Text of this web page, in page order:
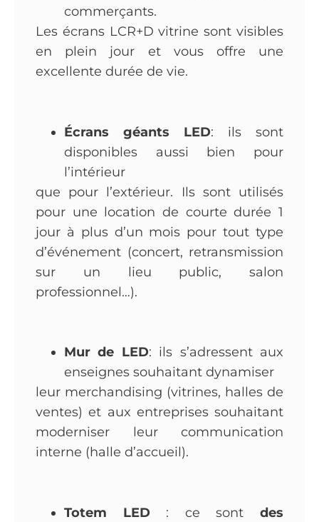
commerçants.
Les écrans LCR+D vitrine sont visibles
en plein jour et vous offre une
excellente durée de vie.
Écrans géants LED: ils sont
disponibles aussi bien pour
l’intérieur
que pour l’extérieur. Ils sont utilisés
pour une location de courte durée 1
jour à plus d’un mois pour tout type
d’événement (concert, retransmission
sur un lieu public, salon
professionnel…).
Mur de LED: ils s’adressent aux
enseignes souhaitant dynamiser
leur merchandising (vitrines, halles de
ventes) et aux entreprises souhaitant
moderniser leur communication
interne (halle d’accueil).
Totem LED : ce sontdes